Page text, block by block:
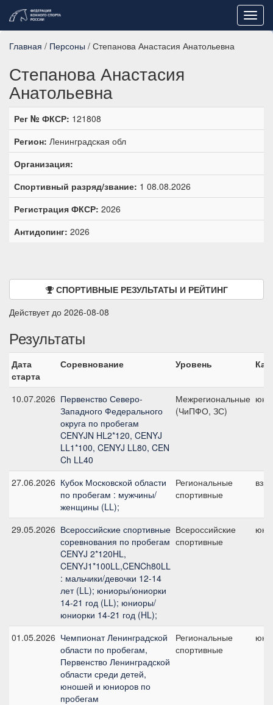
Главная / Персоны / Степанова Анастасия Анатольевна
Степанова Анастасия
Анатольевна
Рег № ФКСР: 121808
Регион: Ленинградская обл
Организация:
Спортивный разряд/звание: 1 08.08.2026
Регистрация ФКСР: 2026
Антидопинг: 2026
СПОРТИВНЫЕ РЕЗУЛЬТАТЫ И РЕЙТИНГ
Действует до 2026-08-08
Результаты
Дата
старта
Соревнование Уровень
10.07.2026 Первенство Северо-
Западного Федерального
округа по пробегам
CENYJN HL2*120, CENYJ
LL1*100, CENYJ LL80, CEN
Ch LL40
Межрегиональные
(ЧиПФО, ЗС)
27.06.2026 Кубок Московской области
по пробегам : мужчины/
женщины (LL);
Региональные
спортивные
29.05.2026 Всероссийские спортивные
соревнования по пробегам
CENYJ 2*120HL,
CENYJ1*100LL,CENCh80LL
: мальчики/девочки 12-14
лет (LL); юниоры/юниорки
14-21 год (LL); юниоры/
юниорки 14-21 год (HL);
Всероссийские
спортивные
01.05.2026 Чемпионат Ленинградской
области по пробегам,
Первенство Ленинградской
области среди детей,
юношей и юниоров по
пробегам
Региональные
спортивные